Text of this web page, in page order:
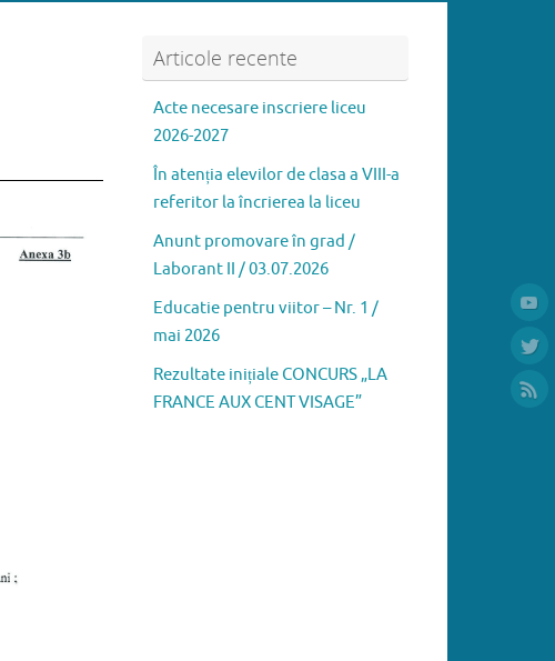
Articole recente
Acte necesare inscriere liceu
2026-2027
În atenția elevilor de clasa a VIII-a
referitor la încrierea la liceu
Anunt promovare în grad /
Laborant II / 03.07.2026
Educatie pentru viitor – Nr. 1 /
mai 2026
Rezultate inițiale CONCURS „LA
FRANCE AUX CENT VISAGE”